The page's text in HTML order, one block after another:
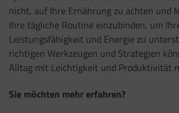
nicht, auf Ihre Ernährung zu achten und
Ihre tägliche Routine einzubinden, um
Leistungsfähigkeit und Energie zu
richtigen Werkzeugen und Strategien
Alltag mit Leichtigkeit und Produktivität
Sie möchten mehr erfahren?